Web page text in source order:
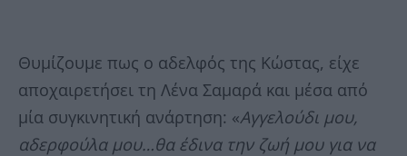
Θυμίζουμε πως ο αδελφός της Κώστας, είχε
αποχαιρετήσει τη Λένα Σαμαρά και μέσα από
μία συγκινητική ανάρτηση: «Αγγελούδι μου,
αδερφούλα μου…θα έδινα την ζωή μου για να